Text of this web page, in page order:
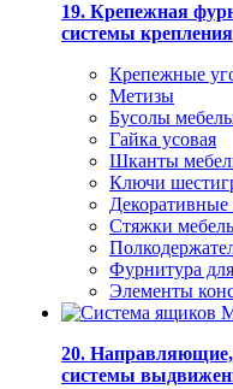
19. Крепежная
системы крепления
Крепежные
Метизы
Бусолы
Гайка усовая
Шканты
Ключи
Стяжки
Фурнитура
Элементы
20.
системы